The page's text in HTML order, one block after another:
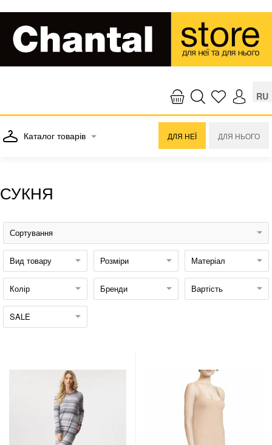
RU
Каталог товарів ДЛЯ НЕЇ ДЛЯ НЬОГО
СУКНЯ
Сортування
Вид товару Розміри Матеріал
Колір Бренди Вартість
SALE